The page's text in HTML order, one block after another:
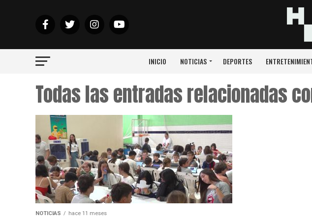
INICIO NOTICIAS DEPORTES
Todas las entradas relacionadas
NOTICIAS hace 11 meses